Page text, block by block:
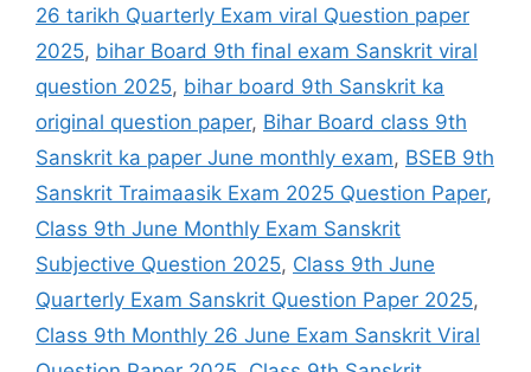
26 tarikh Quarterly Exam viral Question paper
2025, bihar Board 9th final exam Sanskrit viral
question 2025, bihar board 9th Sanskrit ka
original question paper, Bihar Board class 9th
Sanskrit ka paper June monthly exam, BSEB 9th
Sanskrit Traimaasik Exam 2025 Question Paper,
Class 9th June Monthly Exam Sanskrit
Subjective Question 2025, Class 9th June
Quarterly Exam Sanskrit Question Paper 2025,
Class 9th Monthly 26 June Exam Sanskrit Viral